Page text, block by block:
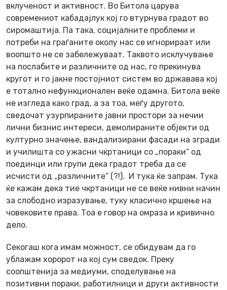
вклученост и активност. Во Битола царува
современиот кабадајлук кој го втурнува градот во
сиромаштија. Па така, социјалните проблеми и
потреби на граѓаните околу нас се игнорираат или
воопшто не се забележуваат. Таквото исклучување
на послабите и различните од нас, го прекинува
кругот и го јакне постојниот систем во државава кој
е тотално нефункционален веќе одамна. Битола веќе
не изгледа како град, а за тоа, меѓу другото,
сведочат узурпираните јавни простори за нечии
лични бизнис интереси, демолираните објекти од
културно значење, вандализирани фасади на згради
и училишта со ужасни чкртаници со „пораки“ од
поединци или групи дека градот треба да се
исчисти од „различните“ (?!). И тука ќе запрам. Тука
ќе кажам дека тие чкртаници не се веќе нивни начин
за слободно изразување, туку класично кршење на
човековите права. Тоа е говор на омраза и кривично
дело.
Секогаш кога имам можност, се обидувам да го
ублажам хоророт на кој сум сведок. Преку
соопштенија за медиуми, споделување на
позитивни пораки, работилници и други активности